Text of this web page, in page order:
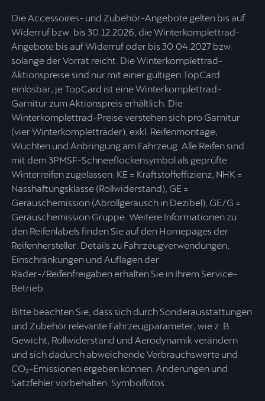
Die Accessoires- und Zubehör-Angebote gelten bis auf
Widerruf bzw. bis 30.12.2026, die Winterkomplettrad-
Angebote bis auf Widerruf oder bis 30.04.2027 bzw.
solange der Vorrat reicht. Die Winterkomplettrad-
Aktionspreise sind nur mit einer gültigen TopCard
einlösbar, je TopCard ist eine Winterkomplettrad-
Garnitur zum Aktionspreis erhältlich. Die
Winterkomplettrad-Preise verstehen sich pro Garnitur
(vier Winterkompletträder), exkl. Reifenmontage,
Wuchten und Anbringung am Fahrzeug. Alle Reifen sind
mit dem 3PMSF-Schneeflockensymbol als geprüfte
Winterreifen zugelassen. KE = Kraftstoffeffizienz, NHK =
Nasshaftungsklasse (Rollwiderstand), GE =
Geräuschemission (Abrollgeräusch in Dezibel), GE/G =
Geräuschemission Gruppe. Weitere Informationen zu
den Reifenlabels finden Sie auf den Homepages der
Reifenhersteller. Details zu Fahrzeugverwendungen,
Einschränkungen und Auflagen der
Räder-/Reifenfreigaben erhalten Sie in Ihrem Service-
Betrieb.
Bitte beachten Sie, dass sich durch Sonderausstattungen
und Zubehör relevante Fahrzeugparameter, wie z. B.
Gewicht, Rollwiderstand und Aerodynamik verändern
und sich dadurch abweichende Verbrauchswerte und
CO₂-Emissionen ergeben können. Änderungen und
Satzfehler vorbehalten. Symbolfotos.